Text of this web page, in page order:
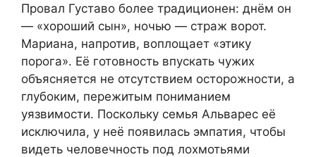
Провал Густаво более традиционен: днём он
— «хороший сын», ночью — страж ворот.
Мариана, напротив, воплощает «этику
порога». Её готовность впускать чужих
объясняется не отсутствием осторожности, а
глубоким, пережитым пониманием
уязвимости. Поскольку семья Альварес её
исключила, у неё появилась эмпатия, чтобы
видеть человечность под лохмотьями